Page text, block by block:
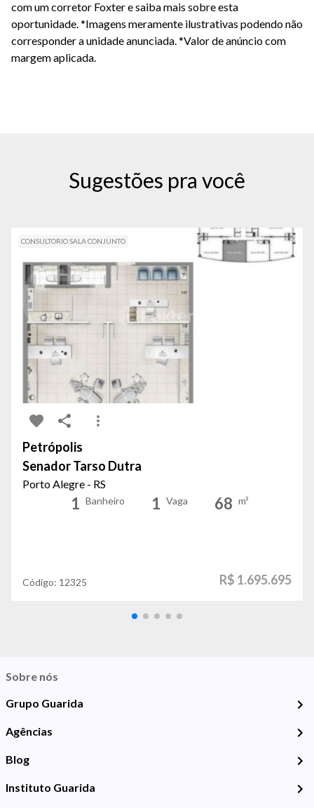
com um corretor Foxter e saiba mais sobre esta
oportunidade. *Imagens meramente ilustrativas podendo não
corresponder a unidade anunciada. *Valor de anúncio com
margem aplicada.
Sugestões pra você
CONSULTORIO SALA CONJUNTO
Petrópolis
Senador Tarso Dutra
Porto Alegre - RS
1 Banheiro 1 Vaga 68 m²
Código: 12325 R$ 1.695.695
Sobre nós
Grupo Guarida
Agências
Blog
Instituto Guarida